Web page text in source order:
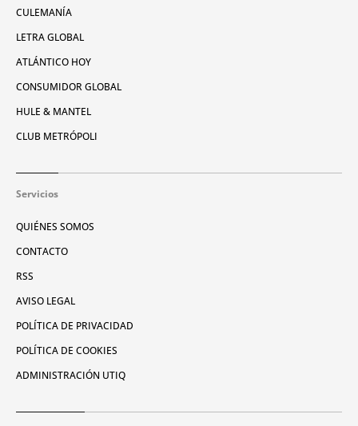
CULEMANÍA
LETRA GLOBAL
ATLÁNTICO HOY
CONSUMIDOR GLOBAL
HULE & MANTEL
CLUB METRÓPOLI
Servicios
QUIÉNES SOMOS
CONTACTO
RSS
AVISO LEGAL
POLÍTICA DE PRIVACIDAD
POLÍTICA DE COOKIES
ADMINISTRACIÓN UTIQ